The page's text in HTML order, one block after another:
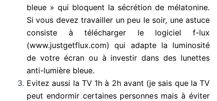
bleue » qui bloquent la sécrétion de mélatonine.
Si vous devez travailler un peu le soir, une astuce
consiste à télécharger le logiciel f-lux
(www.justgetflux.com) qui adapte la luminosité
de votre écran ou à investir dans des lunettes
anti-lumière bleue.
Evitez aussi la TV 1h à 2h avant (je sais que la TV
peut endormir certaines personnes mais à éviter